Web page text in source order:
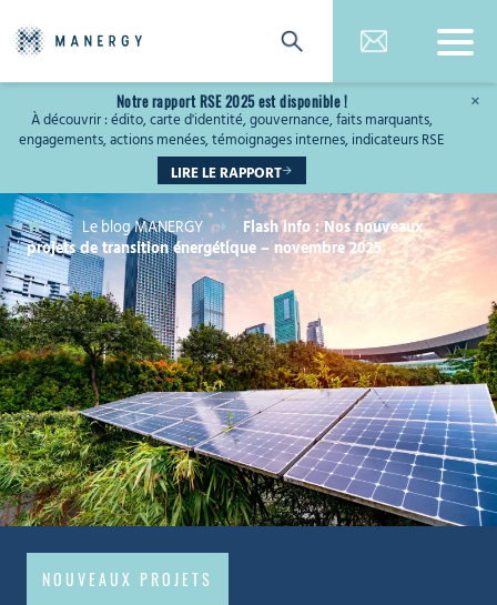
Le blog MANERGY
Flash info : Nos nouveaux
projets de transition énergétique – novembre 2025
Notre rapport RSE 2025 est disponible !
À découvrir : édito, carte d'identité, gouvernance, faits marquants,
engagements, actions menées, témoignages internes, indicateurs RSE
LIRE LE RAPPORT
×
NOUVEAUX PROJETS